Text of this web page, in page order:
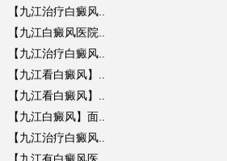
【九江治疗白癜风..
【九江白癜风医院..
【九江治疗白癜风..
【九江看白癜风】..
【九江看白癜风】..
【九江白癜风】面..
【九江治疗白癜风..
【九江有白癜风医..